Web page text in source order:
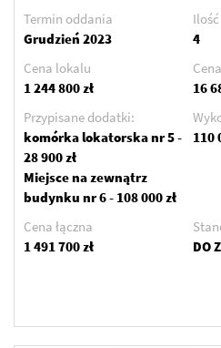
Termin oddania
Grudzień 2023
4
Cena lokalu
1 244 800 zł
16
Przypisane dodatki:
komórka lokatorska nr 5 -
28 900 zł
Miejsce na zewnątrz
budynku nr 6 - 108 000 zł
110
Cena łączna
1 491 700 zł
DO